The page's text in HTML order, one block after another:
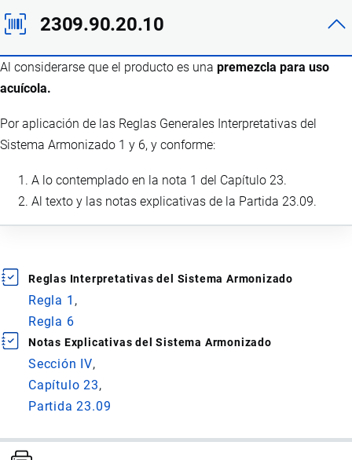
2309.90.20.10
Al considerarse que el producto es una premezcla para uso
acuícola.
Por aplicación de las Reglas Generales Interpretativas del
Sistema Armonizado 1 y 6, y conforme:
A lo contemplado en la nota 1 del Capítulo 23.
Al texto y las notas explicativas de la Partida 23.09.
Reglas Interpretativas del Sistema Armonizado
Regla 1
Regla 6
Notas Explicativas del Sistema Armonizado
Sección IV
Capítulo 23
Partida 23.09